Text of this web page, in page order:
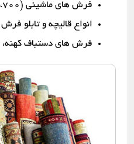
فرش های ماشینی (۷۰۰، ۱۰۰۰ و ۱۲۰۰ شانه)
انواع قالیچه و تابلو
فرش های دستباف